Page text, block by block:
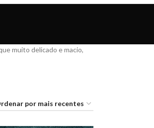
muito delicado e macio,